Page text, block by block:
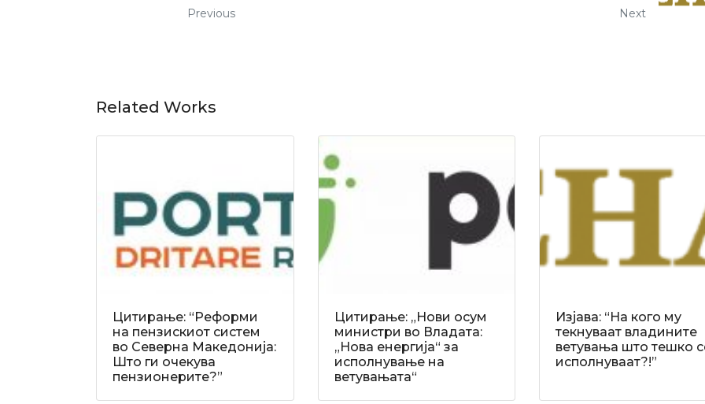
Previous Next
Related Works
Цитирање: “Реформи
на пензискиот систем
во Северна Македонија:
Што ги очекува
пензионерите?”
Цитирање: „Нови осум
министри во Владата:
„Нова енергија“ за
исполнување на
ветувањата“
Изјава: “На кого му
текнуваат владините
ветувања што тешко
исполнуваат?!”